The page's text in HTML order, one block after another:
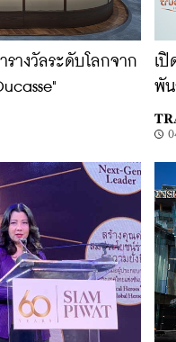
างวัลระดับโลกจาก
เ
พั